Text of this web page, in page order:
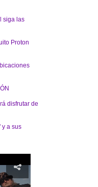
siga las
Proton
disfrutar de
y a sus